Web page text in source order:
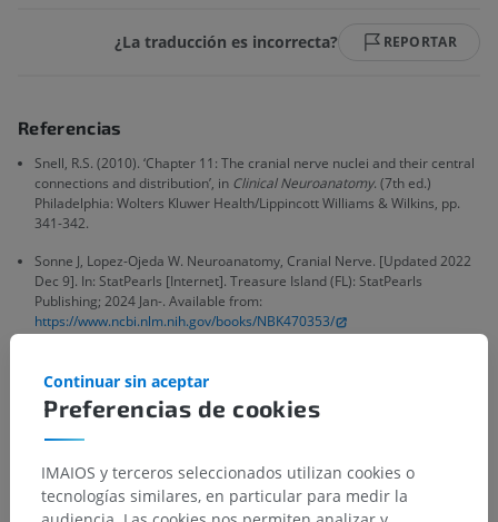
¿La traducción es incorrecta? REPORTAR
Referencias
Snell, R.S. (2010). ‘Chapter 11: The cranial nerve nuclei and their central
connections and distribution’, in Clinical Neuroanatomy. (7th ed.)
Philadelphia: Wolters Kluwer Health/Lippincott Williams & Wilkins, pp.
341-342.
Sonne J, Lopez-Ojeda W. Neuroanatomy, Cranial Nerve. [Updated 2022
Dec 9]. In: StatPearls [Internet]. Treasure Island (FL): StatPearls
Publishing; 2024 Jan-. Available from:
https://www.ncbi.nlm.nih.gov/books/NBK470353/
Galería
Preferencias de cookies
Continuar sin aceptar
IMAIOS y terceros seleccionados utilizan cookies o
tecnologías similares, en particular para medir la